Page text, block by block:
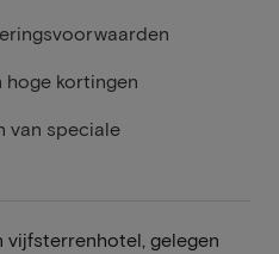
kortingen
van speciale
vijfsterrenhotel, gelegen